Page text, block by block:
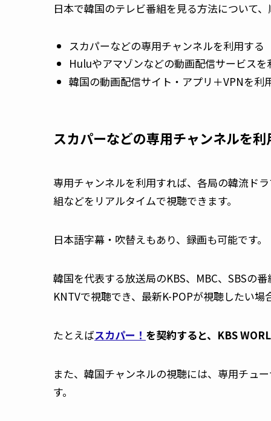
日本で韓国のテレビ番組を見る方法について
スカパーなどの専用チャンネルを利用する
Huluやアマゾンなどの動画配信サービスを
韓国の動画配信サイト・アプリ＋VPNを利
スカパーなどの専用チャンネルを利
専用チャンネルを利用すれば、各局の韓流ド
組などをリアルタイムで視聴できます。
日本語字幕・吹替えもあり、録画も可能です。
韓国を代表する放送局のKBS、MBC、SBSの
KNTVで視聴でき、最新K-POPが視聴したい
たとえばスカパー！ を契約すると、KBS
また、韓国チャンネルの視聴には、専用チュ
す。